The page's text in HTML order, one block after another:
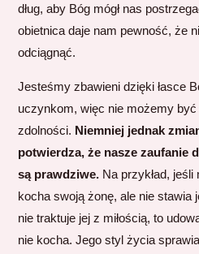
dług, aby Bóg mógł nas
obietnica daje nam pewność, że
odciągnąć.
Jesteśmy zbawieni dzięki łasce
uczynkom, więc nie możemy być
zdolności. Niemniej jednak
potwierdza, że nasze zaufanie
są prawdziwe. Na przykład,
kocha swoją żonę, ale nie stawia
nie traktuje jej z miłością, to
nie kocha. Jego styl życia